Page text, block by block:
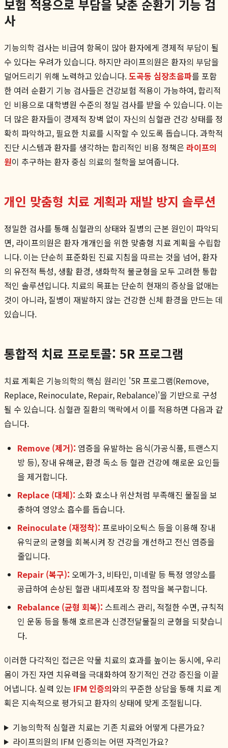
보험 적용으로 부담을 낮춘 순환기 기능 검
사
기능의학 검사는 비급여 항목이 많아 환자에게 경제적 부담이 될
수 있다는 우려가 있습니다. 하지만 라이프의원은 환자의 부담을
덜어드리기 위해 노력하고 있습니다.도곡동 심장초음파를 포함
한 여러 순환기 기능 검사들은 건강보험 적용이 가능하여, 합리적
인 비용으로 대학병원 수준의 정밀 검사를 받을 수 있습니다. 이는
더 많은 환자들이 경제적 장벽 없이 자신의 심혈관 건강 상태를 정
확히 파악하고, 필요한 치료를 시작할 수 있도록 돕습니다. 과학적
진단 시스템과 환자를 생각하는 합리적인 비용 정책은 라이프의
원이 추구하는 환자 중심 의료의 철학을 보여줍니다.
개인 맞춤형 치료 계획과 재발 방지 솔루션
정밀한 검사를 통해 심혈관의 상태와 질병의 근본 원인이 파악되
면, 라이프의원은 환자 개개인을 위한 맞춤형 치료 계획을 수립합
니다. 이는 단순히 표준화된 진료 지침을 따르는 것을 넘어, 환자
의 유전적 특성, 생활 환경, 생화학적 불균형을 모두 고려한 통합
적인 솔루션입니다. 치료의 목표는 단순히 현재의 증상을 없애는
것이 아니라, 질병이 재발하지 않는 건강한 신체 환경을 만드는 데
있습니다.
통합적 치료 프로토콜: 5R 프로그램
치료 계획은 기능의학의 핵심 원리인 '5R 프로그램(Remove,
Replace, Reinoculate, Repair, Rebalance)'을 기반으로 구성
될 수 있습니다. 심혈관 질환의 맥락에서 이를 적용하면 다음과 같
습니다.
Remove (제거): 염증을 유발하는 음식(가공식품, 트랜스지
방 등), 장내 유해균, 환경 독소 등 혈관 건강에 해로운 요인들
을 제거합니다.
Replace (대체): 소화 효소나 위산처럼 부족해진 물질을 보
충하여 영양소 흡수를 돕습니다.
Reinoculate (재정착): 프로바이오틱스 등을 이용해 장내
유익균의 균형을 회복시켜 장 건강을 개선하고 전신 염증을
줄입니다.
Repair (복구): 오메가-3, 비타민, 미네랄 등 특정 영양소를
공급하여 손상된 혈관 내피세포와 장 점막을 복구합니다.
Rebalance (균형 회복): 스트레스 관리, 적절한 수면, 규칙적
인 운동 등을 통해 호르몬과 신경전달물질의 균형을 되찾습니
다.
이러한 다각적인 접근은 약물 치료의 효과를 높이는 동시에, 우리
몸이 가진 자연 치유력을 극대화하여 장기적인 건강 증진을 이끌
어냅니다. 실력 있는 IFM 인증의와의 꾸준한 상담을 통해 치료 계
획은 지속적으로 평가되고 환자의 상태에 맞게 조절됩니다.
기능의학적 심혈관 치료는 기존 치료와 어떻게 다른가요?
라이프의원의 IFM 인증의는 어떤 자격인가요?